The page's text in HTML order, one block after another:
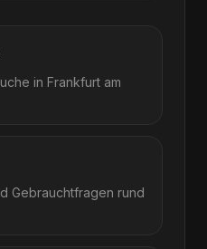
in Frankfurt am
Gebrauchtfragen rund